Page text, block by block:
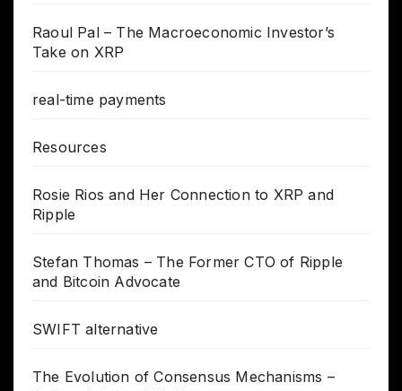
Raoul Pal – The Macroeconomic Investor’s
Take on XRP
real-time payments
Resources
Rosie Rios and Her Connection to XRP and
Ripple
Stefan Thomas – The Former CTO of Ripple
and Bitcoin Advocate
SWIFT alternative
The Evolution of Consensus Mechanisms –